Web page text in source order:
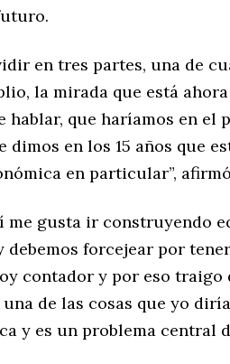
en tres partes, una de
la mirada que está
hablar, que haríamos en el
dimos en los 15 años que
en particular”,
me gusta ir construyendo
debemos forcejear por
contador y por eso traigo
una de las cosas que yo
y es un problema central